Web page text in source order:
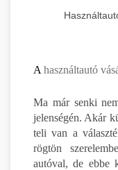
A használtautó
Ma már senki
jelenségén. Akár
teli van a
rögtön
autóval, de ebbe